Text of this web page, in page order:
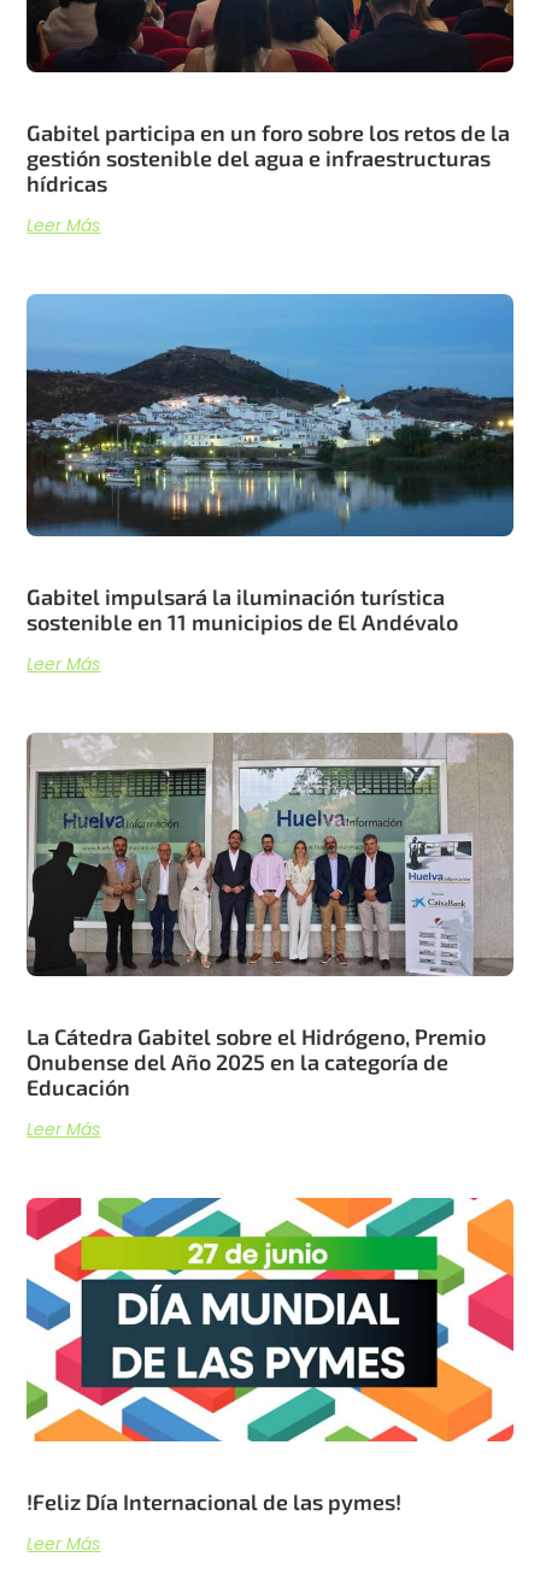
Gabitel participa en un foro sobre los retos de la
gestión sostenible del agua e infraestructuras
hídricas
Leer Más
Gabitel impulsará la iluminación turística
sostenible en 11 municipios de El Andévalo
Leer Más
La Cátedra Gabitel sobre el Hidrógeno, Premio
Onubense del Año 2025 en la categoría de
Educación
Leer Más
!Feliz Día Internacional de las pymes!
Leer Más